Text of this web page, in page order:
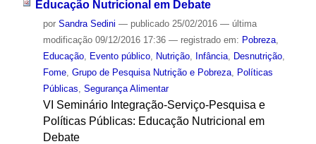
Educação Nutricional em Debate
por Sandra Sedini — publicado25/02/2016 — última
modificação09/12/2016 17:36 — registrado em: Pobreza,
Educação, Evento público, Nutrição, Infância, Desnutrição,
Fome, Grupo de Pesquisa Nutrição e Pobreza, Políticas
Públicas Segurança Alimentar
VI Seminário Integração-Serviço-Pesquisa e
Políticas Públicas: Educação Nutricional em
Debate